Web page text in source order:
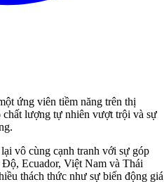
ứng viên tiềm năng trên thị
chất lượng tự nhiên vượt trội và sự
vô cùng cạnh tranh với sự góp
Ecuador, Việt Nam và Thái
thách thức như sự biến động giá